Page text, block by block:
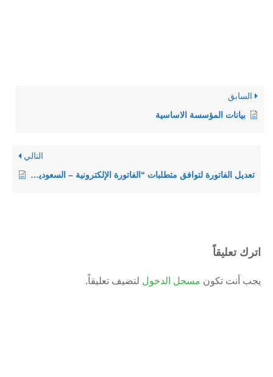
السابق
بيانات المؤسسة الاساسية
التالي
تعديل الفاتورة لتوافق متطلبات “الفاتورة الإلكترونية – السعودية” -سيلز اب
اترك تعليقاً
يجب أنت تكون مسجل الدخول لتضيف تعليقاً.